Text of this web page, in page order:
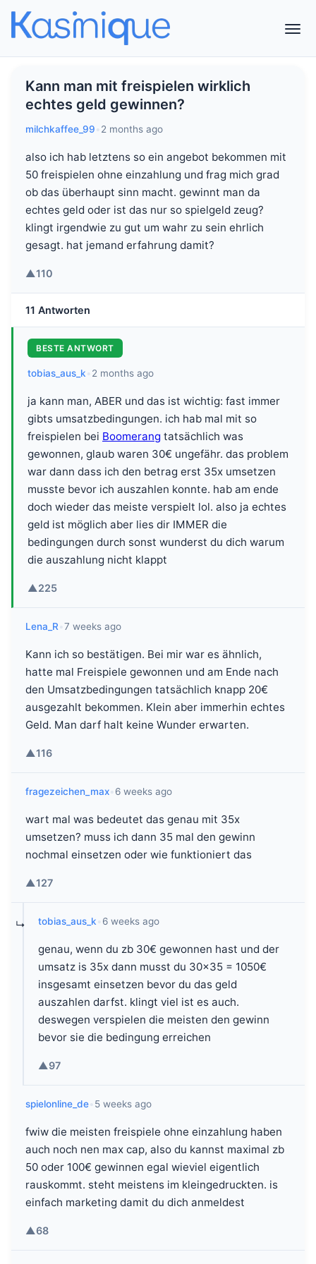
Kann man mit freispielen wirklich
echtes geld gewinnen?
milchkaffee_99 2 months ago
also ich hab letztens so ein angebot bekommen mit
50 freispielen ohne einzahlung und frag mich grad
ob das überhaupt sinn macht. gewinnt man da
echtes geld oder ist das nur so spielgeld zeug?
klingt irgendwie zu gut um wahr zu sein ehrlich
gesagt. hat jemand erfahrung damit?
▲110
11 Antworten
BESTE ANTWORT
tobias_aus_k 2 months ago
ja kann man, ABER und das ist wichtig: fast immer
gibts umsatzbedingungen. ich hab mal mit so
freispielen bei Boomerang tatsächlich was
gewonnen, glaub waren 30€ ungefähr. das problem
war dann dass ich den betrag erst 35x umsetzen
musste bevor ich auszahlen konnte. hab am ende
doch wieder das meiste verspielt lol. also ja echtes
geld ist möglich aber lies dir IMMER die
bedingungen durch sonst wunderst du dich warum
die auszahlung nicht klappt
▲225
Lena_R 7 weeks ago
Kann ich so bestätigen. Bei mir war es ähnlich,
hatte mal Freispiele gewonnen und am Ende nach
den Umsatzbedingungen tatsächlich knapp 20€
ausgezahlt bekommen. Klein aber immerhin echtes
Geld. Man darf halt keine Wunder erwarten.
▲116
fragezeichen_max 6 weeks ago
wart mal was bedeutet das genau mit 35x
umsetzen? muss ich dann 35 mal den gewinn
nochmal einsetzen oder wie funktioniert das
▲127
↳ tobias_aus_k 6 weeks ago
genau, wenn du zb 30€ gewonnen hast und der
umsatz is 35x dann musst du 30x35 = 1050€
insgesamt einsetzen bevor du das geld
auszahlen darfst. klingt viel ist es auch.
deswegen verspielen die meisten den gewinn
bevor sie die bedingung erreichen
▲97
spielonline_de 5 weeks ago
fwiw die meisten freispiele ohne einzahlung haben
auch noch nen max cap, also du kannst maximal zb
50 oder 100€ gewinnen egal wieviel eigentlich
rauskommt. steht meistens im kleingedruckten. is
einfach marketing damit du dich anmeldest
▲68